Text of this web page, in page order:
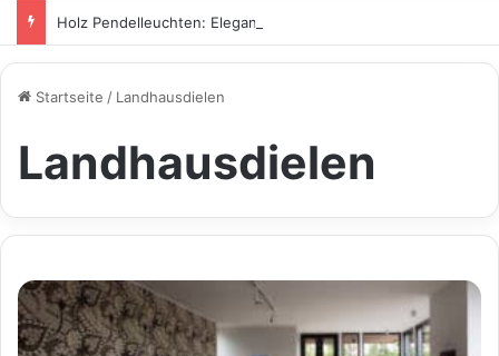
Startseite / Landhausdielen
Landhausdielen